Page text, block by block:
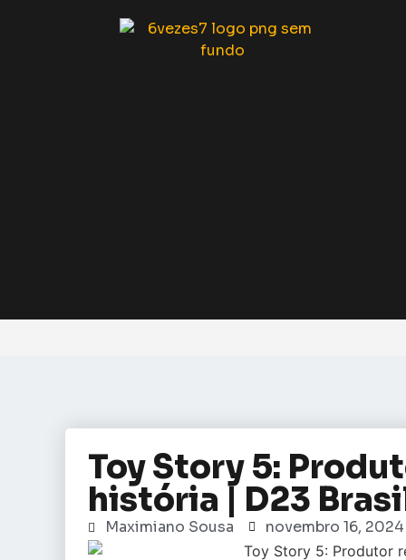
Toy Story 5:
história | D23
Maximiano Sousa novembro 16, 2024